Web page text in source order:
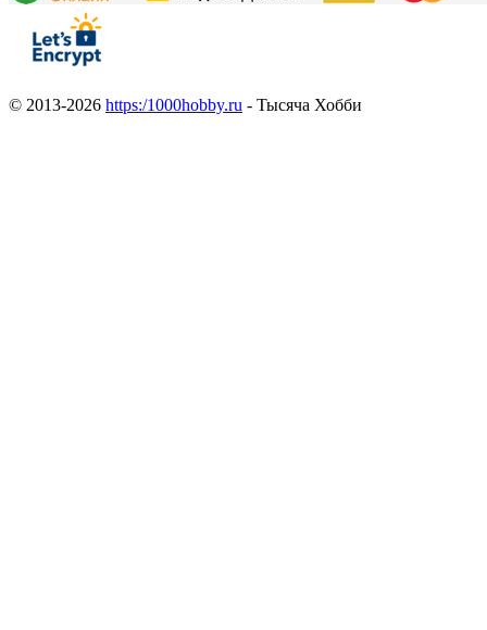
© 2013-2026 https:/1000hobby.ru - Тысяча Хобби